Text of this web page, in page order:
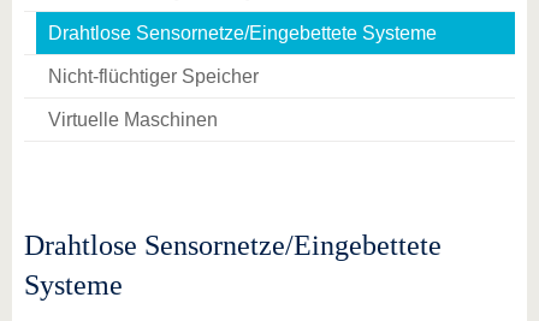
Drahtlose Sensornetze/Eingebettete Systeme
Nicht-flüchtiger Speicher
Virtuelle Maschinen
Drahtlose Sensornetze/Eingebettete
Systeme